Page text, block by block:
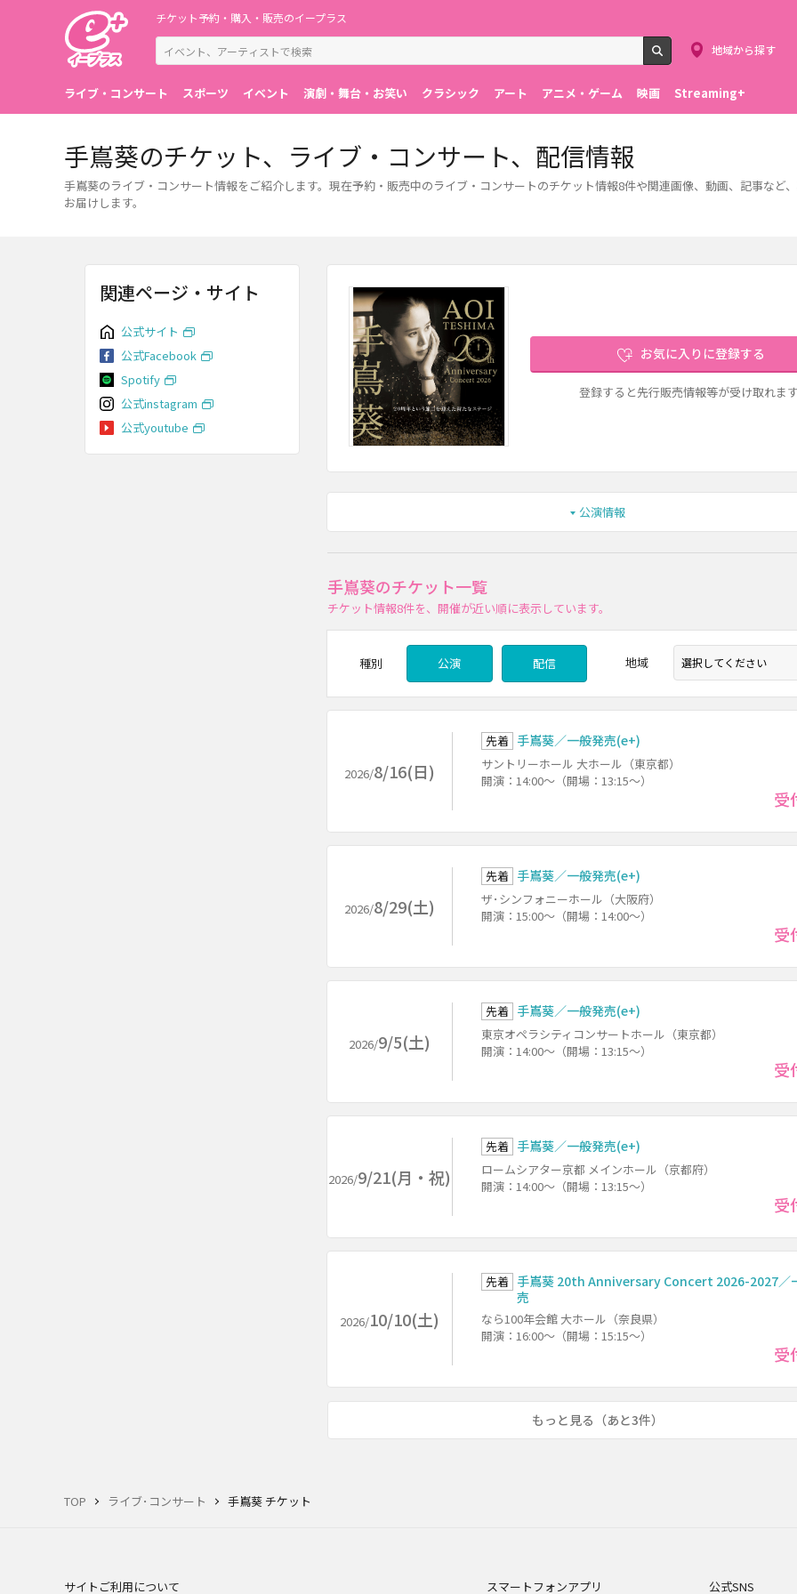
チケット予約・購入・販売のイープラス
検索
地域から探す
ライブ・コンサート スポーツ イベント 演劇・舞台・お笑い クラシック アート アニメ・ゲーム 映画 Streaming+
TOP ライブ･コンサート 手嶌葵 チケット
手嶌葵のチケット、ライブ・コンサート、配信情報
手嶌葵のライブ・コンサート情報をご紹介します。現在予約・販売中のライブ・コンサートのチケット情報8件や関連画像、動画、記事など
お届けします。
お気に入りに登録する
登録すると先行販売情報等が受け取れます
公演情報
手嶌葵のチケット一覧
チケット情報8件を、開催が近い順に表示しています。
種別 公演 配信 地域
2026/8/16(日)
先着 手嶌葵／一般発売(e+)
サントリーホール 大ホール（東京都）
開演：14:00～（開場：13:15～）
受
2026/8/29(土)
先着 手嶌葵／一般発売(e+)
ザ･シンフォニーホール（大阪府）
開演：15:00～（開場：14:00～）
受
2026/9/5(土)
先着 手嶌葵／一般発売(e+)
東京オペラシティコンサートホール（東京都）
開演：14:00～（開場：13:15～）
受
2026/9/21(月・祝)
先着 手嶌葵／一般発売(e+)
ロームシアター京都 メインホール（京都府）
開演：14:00～（開場：13:15～）
受
2026/10/10(土)
先着 手嶌葵 20th Anniversary Concert 2026-2027／
売
なら100年会館 大ホール（奈良県）
開演：16:00～（開場：15:15～）
受
もっと見る（あと3件）
関連ページ・サイト
公式サイト
公式Facebook
Spotify
公式instagram
公式youtube
サイトご利用について スマートフォンアプリ 公式SNS